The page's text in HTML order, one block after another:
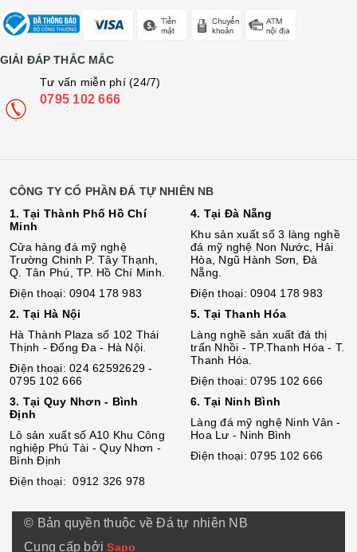
GIẢI ĐÁP THẮC MẮC
Tư vấn miễn phí (24/7)
0795 102 666
CÔNG TY CỔ PHẦN ĐÁ TỰ NHIÊN NB
1. Tại Thành Phố Hồ Chí
Minh
Cửa hàng đá mỹ nghệ
Trường Chinh P. Tây Thạnh,
Q. Tân Phú, TP. Hồ Chí Minh.
Điện thoại: 0904 178 983
2. Tại Hà Nội
Hà Thành Plaza số 102 Thái
Thịnh - Đống Đa - Hà Nội.
Điện thoại: 024 62592629 -
0795 102 666
3. Tại Quy Nhơn - Bình
Định
Lô sản xuất số A10 Khu Công
nghiệp Phú Tài - Quy Nhơn -
Bình Định
Điện thoại: 0912 326 978
4. Tại Đà Nẵng
Khu sản xuất số 3 làng nghề
đá mỹ nghệ Non Nước, Hải
Hòa, Ngũ Hành Sơn, Đà
Nẵng.
Điện thoại: 0904 178 983
5. Tại Thanh Hóa
Làng nghề sản xuất đá thị
trấn Nhồi - TP.Thanh Hóa - T.
Thanh Hóa.
Điện thoại: 0795 102 666
6. Tại Ninh Bình
Làng đá mỹ nghệ Ninh Vân -
Hoa Lư - Ninh Bình
Điện thoại: 0795 102 666
© Bản quyền thuộc về Đá tự nhiên NB
Cung cấp bởiSapo